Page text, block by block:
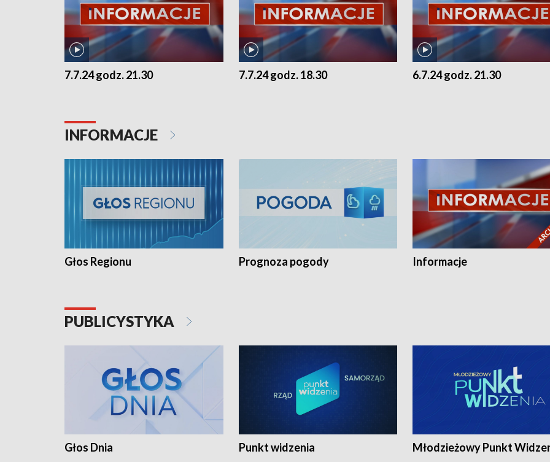
7.7.24 godz. 21.30 7.7.24 godz. 18.30 6.7.24 godz. 21.30
INFORMACJE
Głos Regionu Prognoza pogody Informacje
PUBLICYSTYKA
Głos Dnia Punkt widzenia Młodzieżowy Punkt